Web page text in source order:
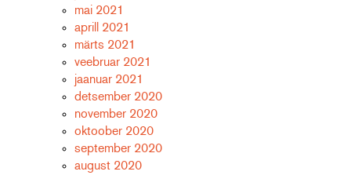
mai 2021
aprill 2021
märts 2021
veebruar 2021
jaanuar 2021
detsember 2020
november 2020
oktoober 2020
september 2020
august 2020